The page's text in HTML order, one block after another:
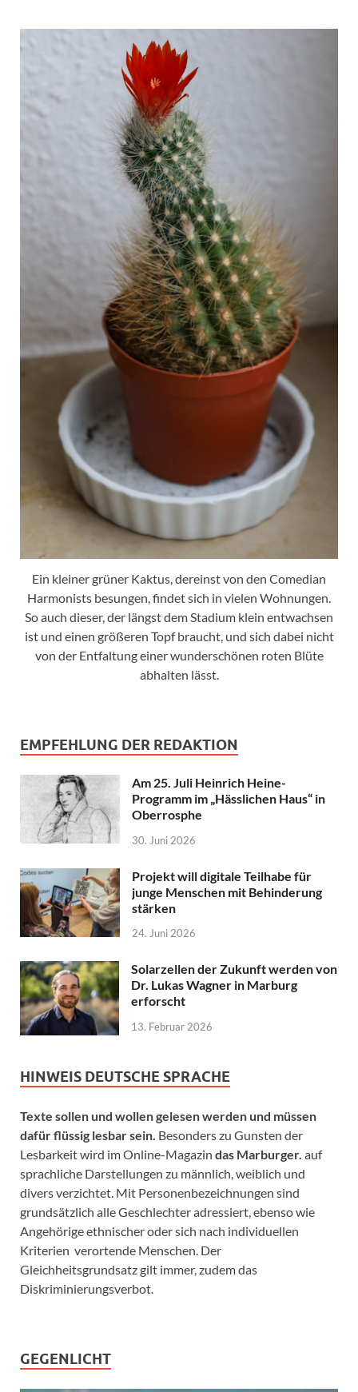
Ein kleiner grüner Kaktus, dereinst von den Comedian
Harmonists besungen, findet sich in vielen Wohnungen.
So auch dieser, der längst dem Stadium klein entwachsen
ist und einen größeren Topf braucht, und sich dabei nicht
von der Entfaltung einer wunderschönen roten Blüte
abhalten lässt.
EMPFEHLUNG DER REDAKTION
Am 25. Juli Heinrich Heine-
Programm im „Hässlichen Haus“ in
Oberrosphe
30. Juni 2026
Projekt will digitale Teilhabe für
junge Menschen mit Behinderung
stärken
24. Juni 2026
Solarzellen der Zukunft werden von
Dr. Lukas Wagner in Marburg
erforscht
13. Februar 2026
HINWEIS DEUTSCHE SPRACHE
Texte sollen und wollen gelesen werden und müssen
dafür flüssig lesbar sein. Besonders zu Gunsten der
Lesbarkeit wird im Online-Magazin das Marburger. auf
sprachliche Darstellungen zu männlich, weiblich und
divers verzichtet. Mit Personenbezeichnungen sind
grundsätzlich alle Geschlechter adressiert, ebenso wie
Angehörige ethnischer oder sich nach individuellen
Kriterien verortende Menschen. Der
Gleichheitsgrundsatz gilt immer, zudem das
Diskriminierungsverbot.
GEGENLICHT